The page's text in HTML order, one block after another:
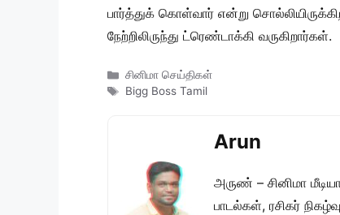
பார்த்துக் கொள்வார் என்று
நேற்றிலிருந்து ட்ரெண்டாக்கி வருகிறார்கள்.
Categories
சினிமா செய்திகள்
Tags
Bigg Boss Tamil
Arun
அருண் – சினிமா
பாடல்கள், ரசிகர்